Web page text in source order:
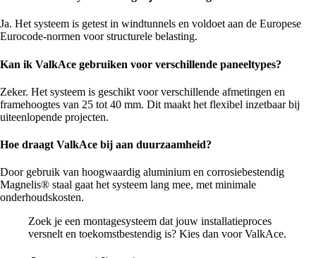
Ja. Het systeem is getest in windtunnels en voldoet aan de Europese
Eurocode-normen voor structurele belasting.
Kan ik ValkAce gebruiken voor verschillende paneeltypes?
Zeker. Het systeem is geschikt voor verschillende afmetingen en
framehoogtes van 25 tot 40 mm. Dit maakt het flexibel inzetbaar bij
uiteenlopende projecten.
Hoe draagt ValkAce bij aan duurzaamheid?
Door gebruik van hoogwaardig aluminium en corrosiebestendig
Magnelis® staal gaat het systeem lang mee, met minimale
onderhoudskosten.
Zoek je een montagesysteem dat jouw installatieproces
versnelt en toekomstbestendig is? Kies dan voor ValkAce.